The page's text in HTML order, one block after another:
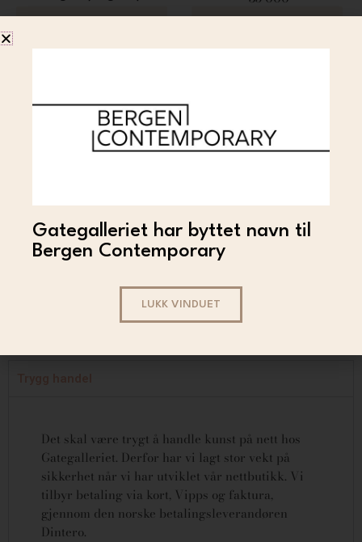
128 000
MA$ARATI
Masarati – Untitled
Det skal være trygt å handle kunst på nett hos
Gategalleriet. Derfor har vi lagt stor vekt på
sikkerhet når vi har utviklet vår nettbutikk. Vi
tilbyr betaling via kort, Vipps og faktura,
gjennom den norske betalingsleverandøren
Dintero.
Gategalleriet har byttet navn til
Bergen Contemporary
LUKK VINDUET